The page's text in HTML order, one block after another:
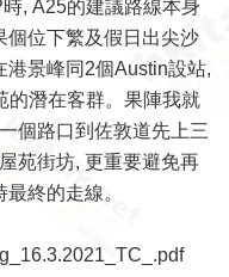
, A25的建議路線本身
個位下繁及假日出尖沙
港景峰同2個Austin設站,
的潛在客群。果陣我就
個路口到佐敦道先上三
苑街坊, 更重要避免再
終的走線。